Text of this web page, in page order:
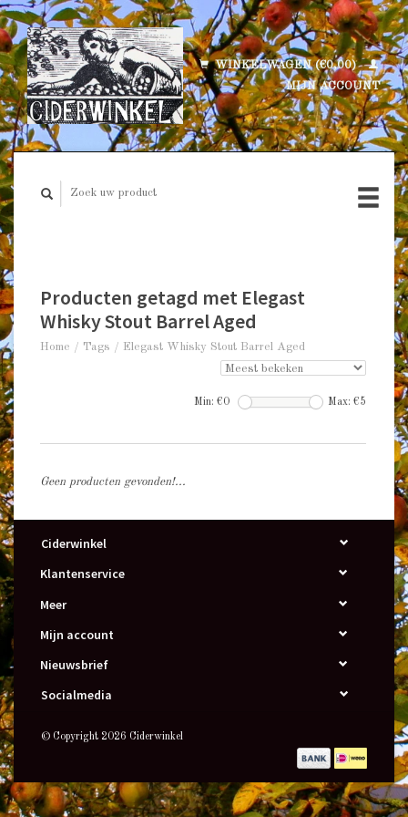
WINKELWAGEN (€0,00)
MIJN ACCOUNT
Producten getagd met Elegast
Whisky Stout Barrel Aged
Home / Tags / Elegast Whisky Stout Barrel Aged
Min: €0 Max: €5
Geen producten gevonden!...
Ciderwinkel
Klantenservice
Meer
Mijn account
Nieuwsbrief
Socialmedia
© Copyright 2026 Ciderwinkel